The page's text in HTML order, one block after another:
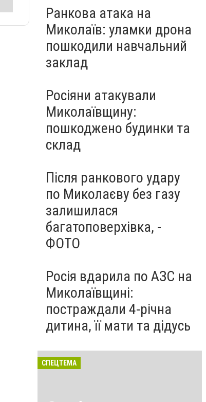
Ранкова атака на
Миколаїв: уламки дрона
пошкодили навчальний
заклад
Росіяни атакували
Миколаївщину:
пошкоджено будинки та
склад
Після ранкового удару
по Миколаєву без газу
залишилася
багатоповерхівка, -
ФОТО
Росія вдарила по АЗС на
Миколаївщині:
постраждали 4-річна
дитина, її мати та дідусь
СПЕЦТЕМА